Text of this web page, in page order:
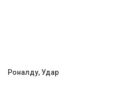
Роналду, Удар